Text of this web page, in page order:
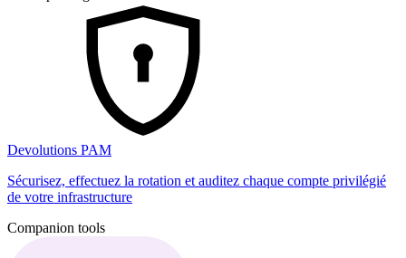
Devolutions PAM
Sécurisez, effectuez la rotation et auditez chaque compte privilégié
de votre infrastructure
Companion tools